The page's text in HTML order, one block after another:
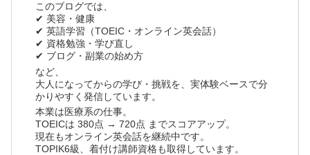
このブログでは、
✔ 美容・健康
✔ 英語学習（TOEIC・オンライン英会話）
✔ 資格勉強・学び直し
✔ ブログ・副業の始め方
など、
大人になってからの学び・挑戦を、実体験ベースで分
かりやすく発信しています。
本業は医療系の仕事。
TOEICは 380点 → 720点 までスコアアップ。
現在もオンライン英会話を継続中です。
TOPIK6級、着付け講師資格も取得しています。